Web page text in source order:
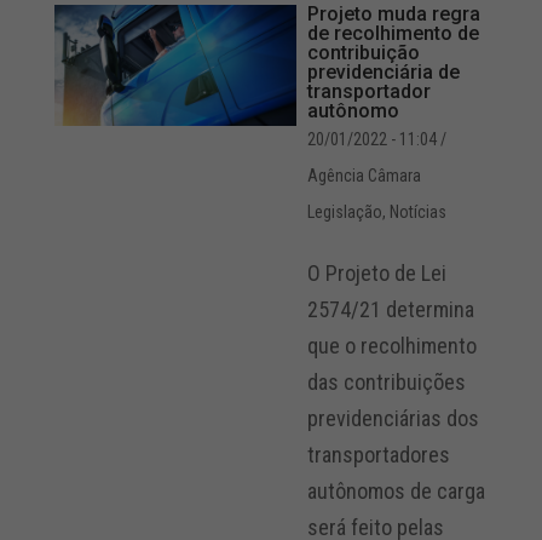
Projeto muda regra
de recolhimento de
contribuição
previdenciária de
transportador
autônomo
20/01/2022 - 11:04/
Agência Câmara
Legislação, Notícias
O Projeto de Lei
2574/21 determina
que o recolhimento
das contribuições
previdenciárias dos
transportadores
autônomos de carga
será feito pelas